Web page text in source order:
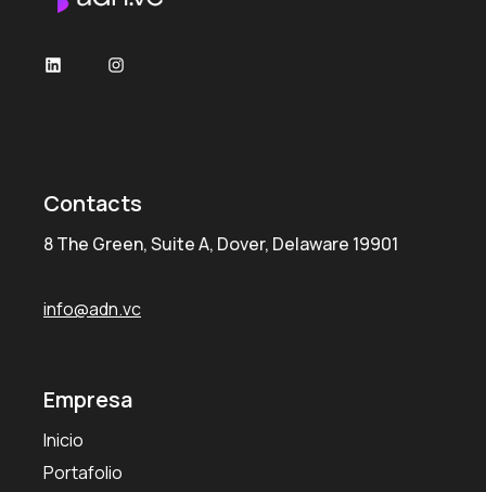
LinkedInInstagram
Contacts
8 The Green, Suite A, Dover, Delaware 19901
info@adn.vc
Empresa
Inicio
Portafolio